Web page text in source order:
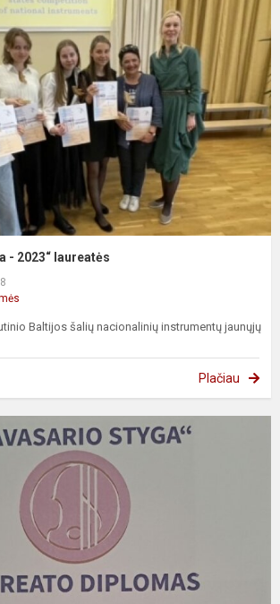
- 2023“ laureatės
Baltijos šalių nacionalinių instrumentų jaunųjų
Plačiau